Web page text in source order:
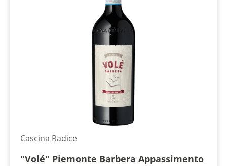
Cascina Radice
"Volé" Piemonte Barbera Appassimento